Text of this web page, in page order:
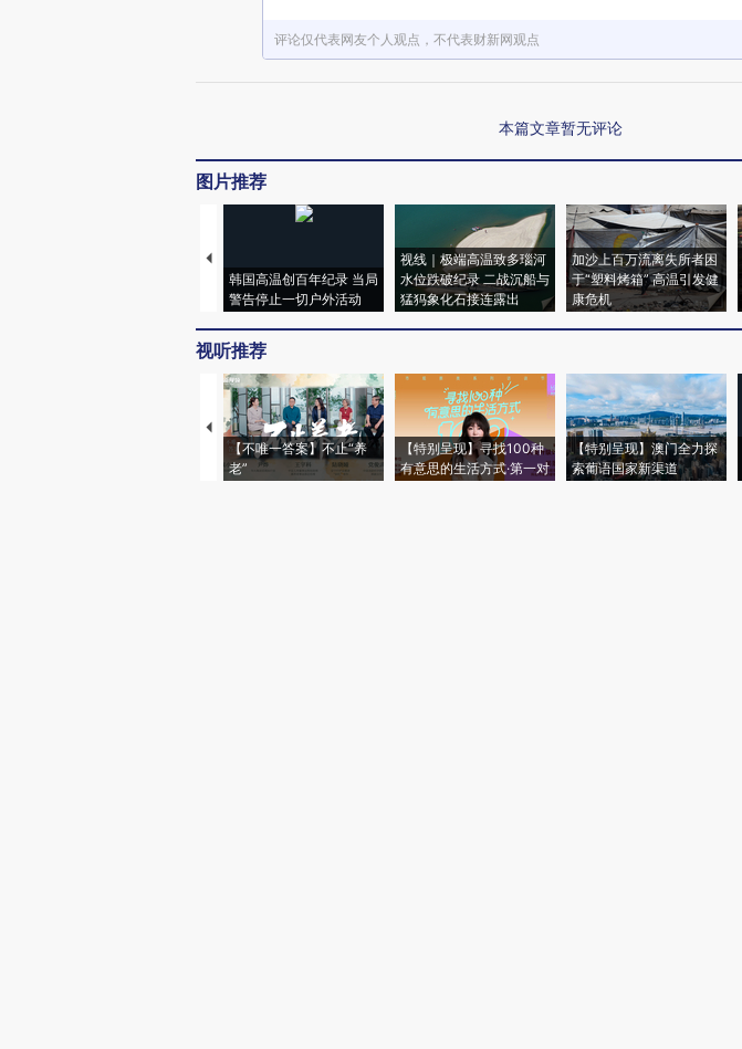
评论仅代表网友个人观点，不代表财新网观点
本篇文章暂无评论
图片推荐
韩国高温创百年纪录 当局
警告停止一切户外活动
视线｜极端高温致多瑙河
水位跌破纪录 二战沉船与
猛犸象化石接连露出
加沙上百万流离失所者困
于“塑料烤箱” 高温引发健
康危机
视听推荐
【不唯一答案】不止“养
老”
【特别呈现】寻找100种
有意思的生活方式·第一对
【特别呈现】澳门全力探
索葡语国家新渠道